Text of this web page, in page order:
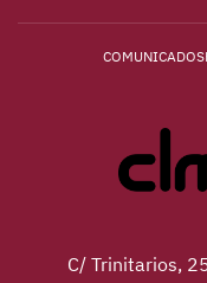
COMUNICADOS
C/ Trinitarios,